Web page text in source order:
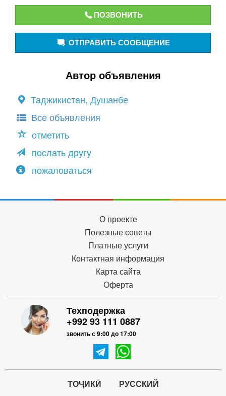
ПОЗВОНИТЬ
ОТПРАВИТЬ СООБЩЕНИЕ
Автор объявления
Таджикистан, Душанбе
Все объявления
отметить
послать другу
пожаловаться
О проекте
Полезные советы
Платные услуги
Контактная информация
Карта сайта
Оферта
Техподержка
+992 93 111 0887
звонить с 9:00 до 17:00
ТОҶИКӢ РУССКИЙ